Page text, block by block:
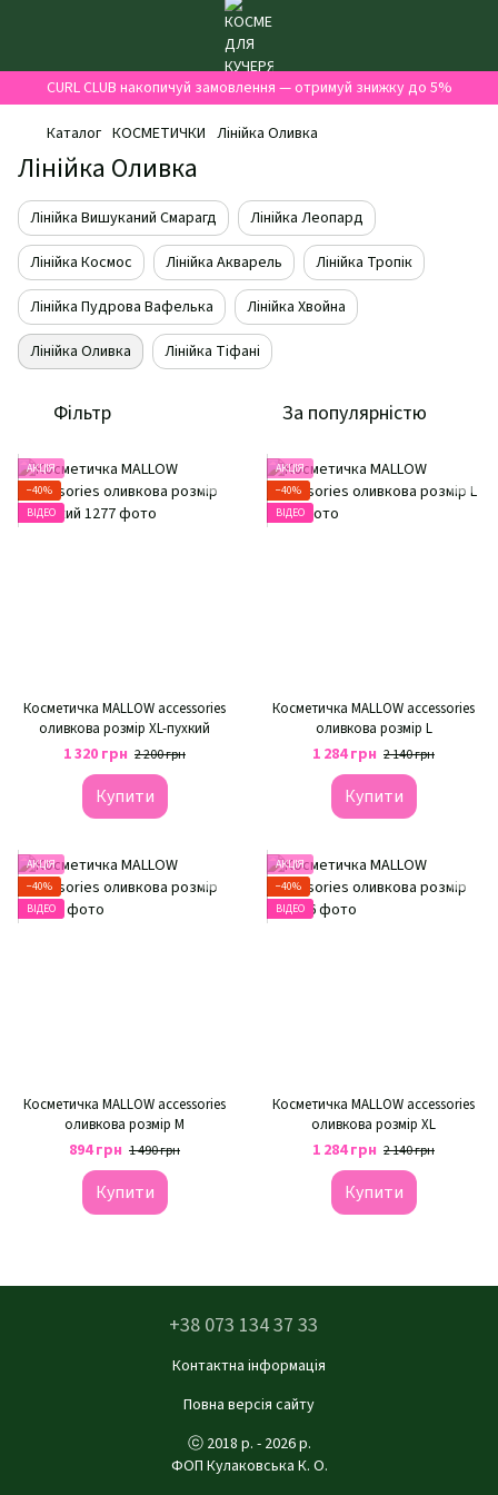
CURL CLUB накопичуй замовлення — отримуй знижку до 5%
Каталог КОСМЕТИЧКИ Лінійка Оливка
Лінійка Оливка
Лінійка Вишуканий Смарагд
Лінійка Леопард
Лінійка Космос
Лінійка Акварель
Лінійка Тропік
Лінійка Пудрова Вафелька
Лінійка Хвойна
Лінійка Оливка
Лінійка Тіфані
Фільтр За популярністю
АКЦІЯ
−40%
ВІДЕО
Косметичка MALLOW accessories
оливкова розмір XL-пухкий
1 320 грн 2 200 грн
Купити
АКЦІЯ
−40%
ВІДЕО
Косметичка MALLOW accessories
оливкова розмір L
1 284 грн 2 140 грн
Купити
АКЦІЯ
−40%
ВІДЕО
Косметичка MALLOW accessories
оливкова розмір M
894 грн 1 490 грн
Купити
АКЦІЯ
−40%
ВІДЕО
Косметичка MALLOW accessories
оливкова розмір XL
1 284 грн 2 140 грн
Купити
+38 073 134 37 33
Контактна інформація
Повна версія сайту
ⓒ 2018 р. - 2026 р.
ФОП Кулаковська К. О.